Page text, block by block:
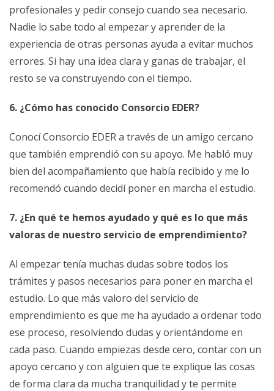
profesionales y pedir consejo cuando sea necesario.
Nadie lo sabe todo al empezar y aprender de la
experiencia de otras personas ayuda a evitar muchos
errores. Si hay una idea clara y ganas de trabajar, el
resto se va construyendo con el tiempo.
6. ¿Cómo has conocido Consorcio EDER?
Conocí Consorcio EDER a través de un amigo cercano
que también emprendió con su apoyo. Me habló muy
bien del acompañamiento que había recibido y me lo
recomendó cuando decidí poner en marcha el estudio.
7. ¿En qué te hemos ayudado y qué es lo que más
valoras de nuestro servicio de emprendimiento?
Al empezar tenía muchas dudas sobre todos los
trámites y pasos necesarios para poner en marcha el
estudio. Lo que más valoro del servicio de
emprendimiento es que me ha ayudado a ordenar todo
ese proceso, resolviendo dudas y orientándome en
cada paso. Cuando empiezas desde cero, contar con un
apoyo cercano y con alguien que te explique las cosas
de forma clara da mucha tranquilidad y te permite